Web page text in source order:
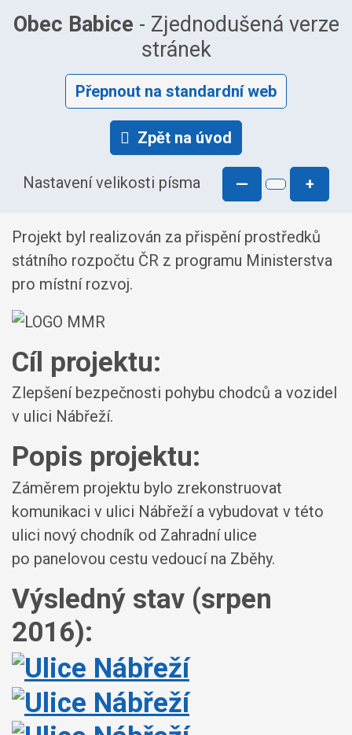
Obec Babice - Zjednodušená verze
stránek
Přepnout na standardní web
Zpět na úvod
Nastavení velikosti písma — +
Projekt byl realizován za přispění prostředků
státního rozpočtu ČR z programu Ministerstva
pro místní rozvoj.
Cíl projektu:
Zlepšení bezpečnosti pohybu chodců a vozidel
v ulici Nábřeží.
Popis projektu:
Záměrem projektu bylo zrekonstruovat
komunikaci v ulici Nábřeží a vybudovat v této
ulici nový chodník od Zahradní ulice
po panelovou cestu vedoucí na Zběhy.
Výsledný stav (srpen
2016):